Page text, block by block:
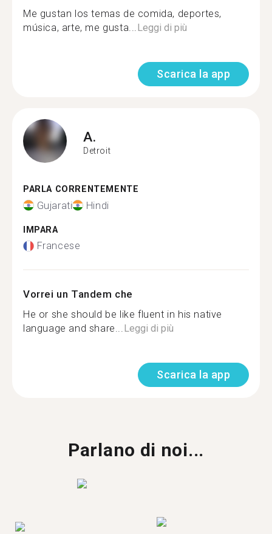
Me gustan los temas de comida, deportes,
música, arte, me gusta...Leggi di più
Scarica la app
A.
Detroit
PARLA CORRENTEMENTE
Gujarati Hindi
IMPARA
Francese
Vorrei un Tandem che
He or she should be like fluent in his native
language and share...Leggi di più
Scarica la app
Parlano di noi...